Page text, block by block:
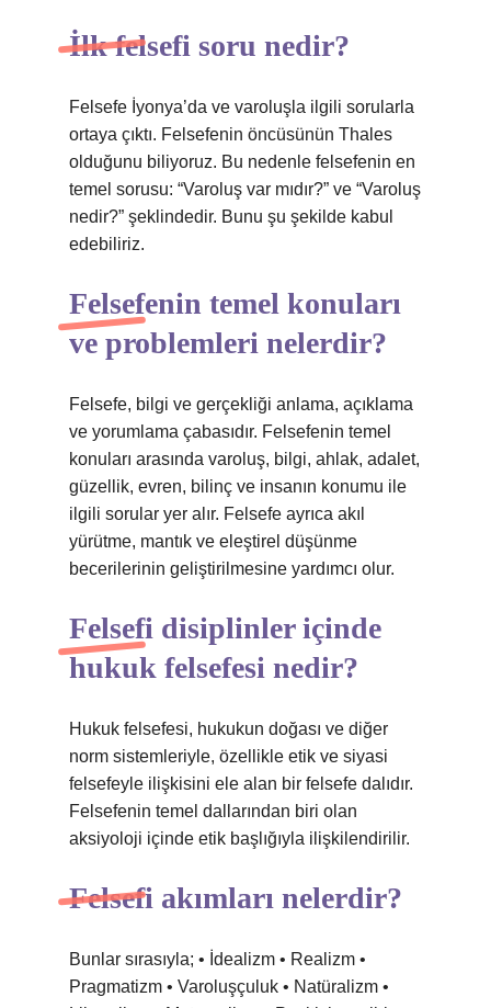
İlk felsefi soru nedir?
Felsefe İyonya’da ve varoluşla ilgili sorularla
ortaya çıktı. Felsefenin öncüsünün Thales
olduğunu biliyoruz. Bu nedenle felsefenin en
temel sorusu: “Varoluş var mıdır?” ve “Varoluş
nedir?” şeklindedir. Bunu şu şekilde kabul
edebiliriz.
Felsefenin temel konuları
ve problemleri nelerdir?
Felsefe, bilgi ve gerçekliği anlama, açıklama
ve yorumlama çabasıdır. Felsefenin temel
konuları arasında varoluş, bilgi, ahlak, adalet,
güzellik, evren, bilinç ve insanın konumu ile
ilgili sorular yer alır. Felsefe ayrıca akıl
yürütme, mantık ve eleştirel düşünme
becerilerinin geliştirilmesine yardımcı olur.
Felsefi disiplinler içinde
hukuk felsefesi nedir?
Hukuk felsefesi, hukukun doğası ve diğer
norm sistemleriyle, özellikle etik ve siyasi
felsefeyle ilişkisini ele alan bir felsefe dalıdır.
Felsefenin temel dallarından biri olan
aksiyoloji içinde etik başlığıyla ilişkilendirilir.
Felsefi akımları nelerdir?
Bunlar sırasıyla; • İdealizm • Realizm •
Pragmatizm • Varoluşçuluk • Natüralizm •